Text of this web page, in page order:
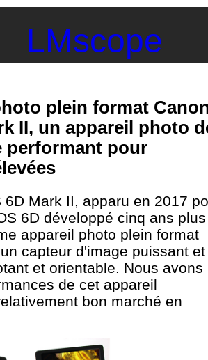
LMscope
plein format
II, un appareil photo
performant pour
6D Mark II, apparu en 2017
6D développé cinq ans
appareil photo plein format
capteur d'image puissant et
et orientable. Nous avons
de cet appareil
bon marché en